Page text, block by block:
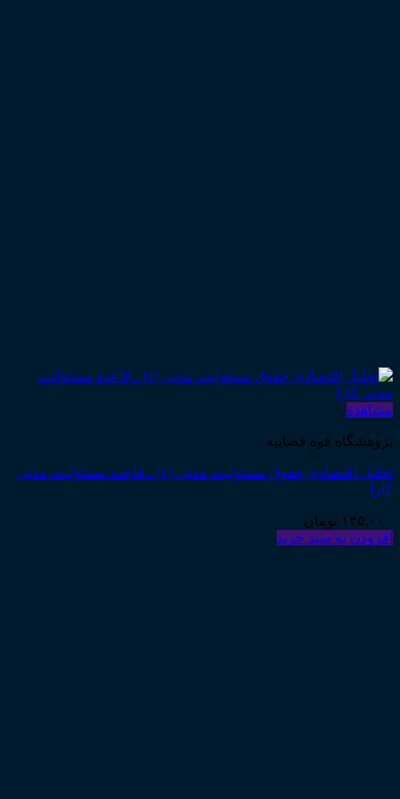
مشاهده
پژوهشگاه قوه قضاییه
تحلیل اقتصادی حقوق مسئولیت مدنی (۱) ـ قاعده مسئولیت مدنی
کارا
۱۳۵,۰۰۰ تومان
افزودن به سبد خرید